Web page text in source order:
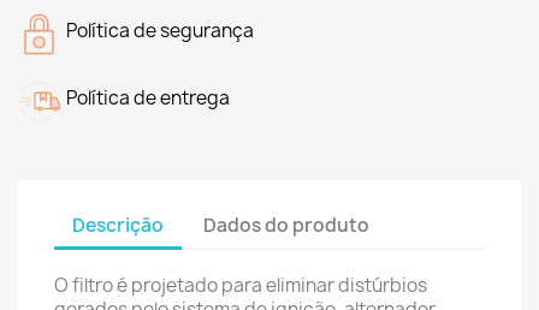
Política de segurança
Política de entrega
Descrição Dados do produto
O filtro é projetado para eliminar distúrbios